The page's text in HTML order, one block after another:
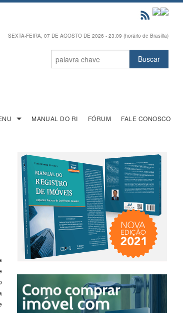
SEXTA-FEIRA, 07 DE AGOSTO DE 2026 - 23:09 (horário de Brasília)
MANUAL DO RI FÓRUM FALE CONOSCO